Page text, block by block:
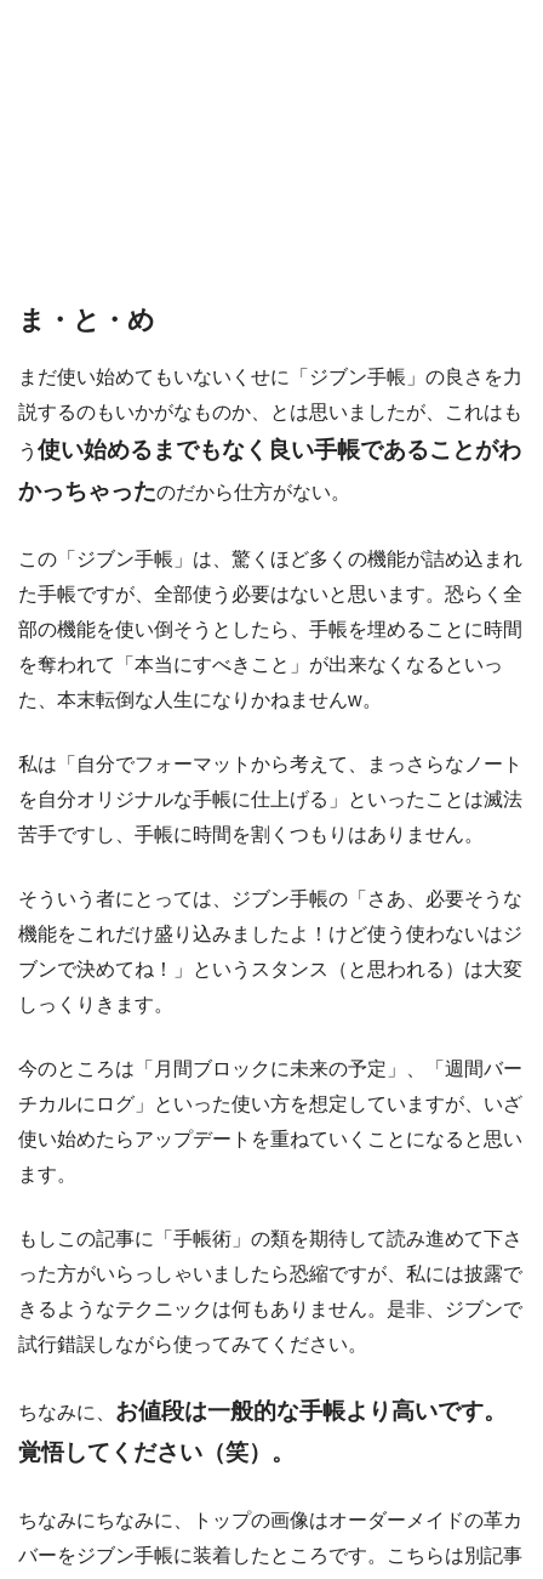
ま・と・め
まだ使い始めてもいないくせに「ジブン手帳」の良さを力
説するのもいかがなものか、とは思いましたが、これはも
う 使い始めるまでもなく良い手帳であることがわ
かっちゃったのだから仕方がない。
この「ジブン手帳」は、驚くほど多くの機能が詰め込まれ
た手帳ですが、全部使う必要はないと思います。恐らく全
部の機能を使い倒そうとしたら、手帳を埋めることに時間
を奪われて「本当にすべきこと」が出来なくなるといっ
た、本末転倒な人生になりかねませんw。
私は「自分でフォーマットから考えて、まっさらなノート
を自分オリジナルな手帳に仕上げる」といったことは滅法
苦手ですし、手帳に時間を割くつもりはありません。
そういう者にとっては、ジブン手帳の「さあ、必要そうな
機能をこれだけ盛り込みましたよ！けど使う使わないはジ
ブンで決めてね！」というスタンス（と思われる）は大変
しっくりきます。
今のところは「月間ブロックに未来の予定」、「週間バー
チカルにログ」といった使い方を想定していますが、いざ
使い始めたらアップデートを重ねていくことになると思い
ます。
もしこの記事に「手帳術」の類を期待して読み進めて下さ
った方がいらっしゃいましたら恐縮ですが、私には披露で
きるようなテクニックは何もありません。是非、ジブンで
試行錯誤しながら使ってみてください。
ちなみに、 お値段は一般的な手帳より高いです。
覚悟してください（笑）。
ちなみにちなみに、
トップの画像はオーダーメイドの革カ
バーをジブン手帳に装着したところです。
こちらは別記事